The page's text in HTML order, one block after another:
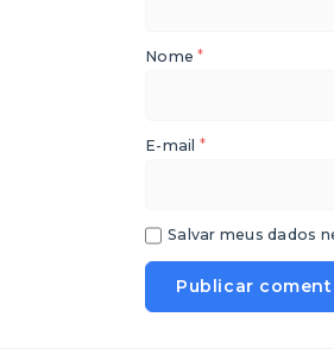
Nome*
E-mail *
Salvar meus dados